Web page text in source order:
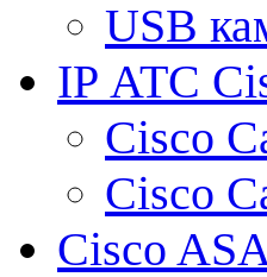
USB
IP АТС
Cisco
Cisco
Cisco